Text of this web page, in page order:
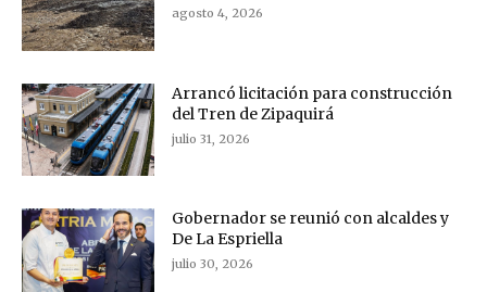
agosto 4, 2026
Arrancó licitación para construcción
del Tren de Zipaquirá
julio 31, 2026
Gobernador se reunió con alcaldes y
De La Espriella
julio 30, 2026